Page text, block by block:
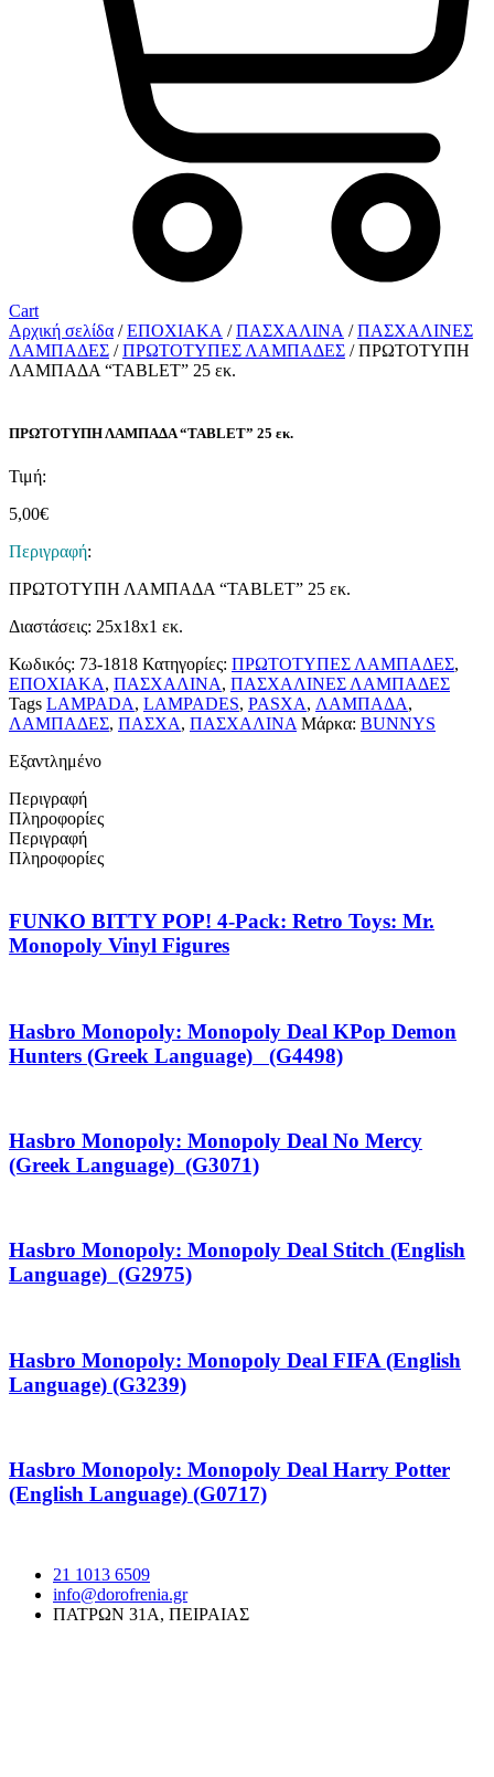
Cart
Αρχική σελίδα /ΕΠΟΧΙΑΚΑ /ΠΑΣΧΑΛΙΝΑ /ΠΑΣΧΑΛΙΝΕΣ
ΛΑΜΠΑΔΕΣ /ΠΡΩΤΟΤΥΠΕΣ ΛΑΜΠΑΔΕΣ / ΠΡΩΤΟΤΥΠΗ
ΛΑΜΠΑΔΑ “TABLET” 25 εκ.
ΠΡΩΤΟΤΥΠΗ ΛΑΜΠΑΔΑ “TABLET” 25 εκ.
Τιμή:
5,00€
Περιγραφή:
ΠΡΩΤΟΤΥΠΗ ΛΑΜΠΑΔΑ “TABLET” 25 εκ.
Διαστάσεις: 25x18x1 εκ.
Κωδικός: 73-1818 Κατηγορίες: ΠΡΩΤΟΤΥΠΕΣ ΛΑΜΠΑΔΕΣ,
ΕΠΟΧΙΑΚΑ, ΠΑΣΧΑΛΙΝΑ, ΠΑΣΧΑΛΙΝΕΣ ΛΑΜΠΑΔΕΣ
Tags LAMPADA, LAMPADES, PASXA, ΛΑΜΠΑΔΑ,
ΛΑΜΠΑΔΕΣ, ΠΑΣΧΑ, ΠΑΣΧΑΛΙΝΑ Μάρκα: BUNNYS
Εξαντλημένο
Περιγραφή
Πληροφορίες
Περιγραφή
Πληροφορίες
FUNKO BITTY POP! 4-Pack: Retro Toys: Mr.
Monopoly Vinyl Figures
Hasbro Monopoly: Monopoly Deal KPop Demon
Hunters (Greek Language) (G4498)
Hasbro Monopoly: Monopoly Deal No Mercy
(Greek Language) (G3071)
Hasbro Monopoly: Monopoly Deal Stitch (English
Language) (G2975)
Hasbro Monopoly: Monopoly Deal FIFA (English
Language) (G3239)
Hasbro Monopoly: Monopoly Deal Harry Potter
(English Language) (G0717)
21 1013 6509
info@dorofrenia.gr
ΠΑΤΡΩΝ 31Α, ΠΕΙΡΑΙΑΣ